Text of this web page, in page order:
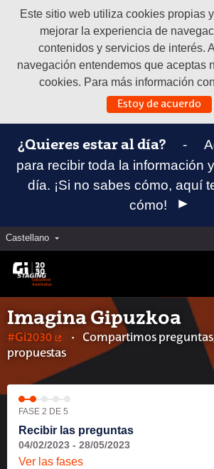
Este sitio web utiliza cookies propias
mejorar la experiencia de
contenidos y servicios de interés.
navegación entendemos que aceptas
cookies. Para más información
Estoy de acuerdo
¿Quieres estar al día? -
para recibir toda la información
día. ¡Si no sabes cómo, aquí
cómo!
Castellano Elegir el idioma
Imagina Gipuzkoa
#Gi2030
(Enlace externo)
Compartimos
propuestas
FASE 2 DE 5
Recibir las preguntas
04/02/2023 - 28/05/2023
Ver las fases